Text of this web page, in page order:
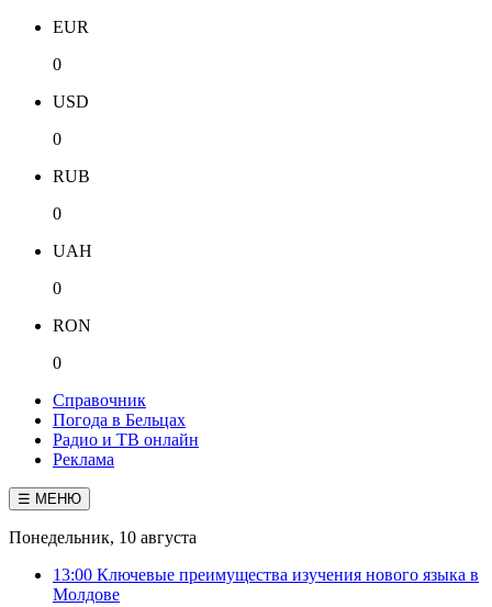
EUR
0
USD
0
RUB
0
UAH
0
RON
0
Справочник
Погода в Бельцах
Радио и ТВ онлайн
Реклама
☰ МЕНЮ
Понедельник, 10 августа
13:00 Ключевые преимущества изучения нового языка в
Молдове